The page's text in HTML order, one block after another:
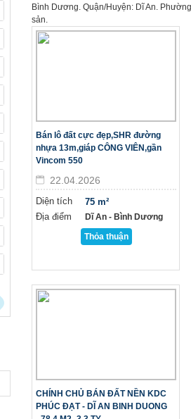
Bình Dương. Quận/Huyện: Dĩ An.
sản.
Bán lô đất cực đẹp,SHR đường
nhựa 13m,giáp CÔNG VIÊN,gần
Vincom 550
22.04.2026
Diện tích
Địa điểm
75 m²
Dĩ An - Bình Dương
Thỏa thuận
CHÍNH CHỦ BÁN ĐẤT NỀN KDC
PHÚC ĐẠT - DĨ AN BINH DUONG